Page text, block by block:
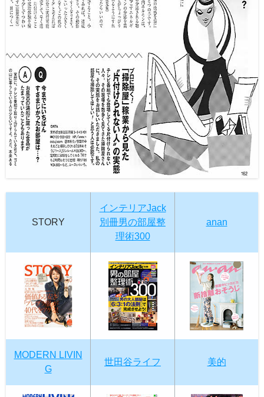
受付時間 平日9時～18時・土曜日9時～12時
（日定休）
STORY
インテリアJack
別冊男の部屋整
理術300
anan
MODERN LIVIN
G
世田谷ライフ 美的